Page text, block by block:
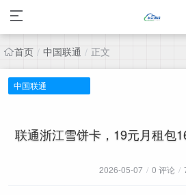
首页 / 中国联通 / 正文
中国联通
联通浙江雪饼卡，19元月租包
2026-05-07 / 0 评论 /